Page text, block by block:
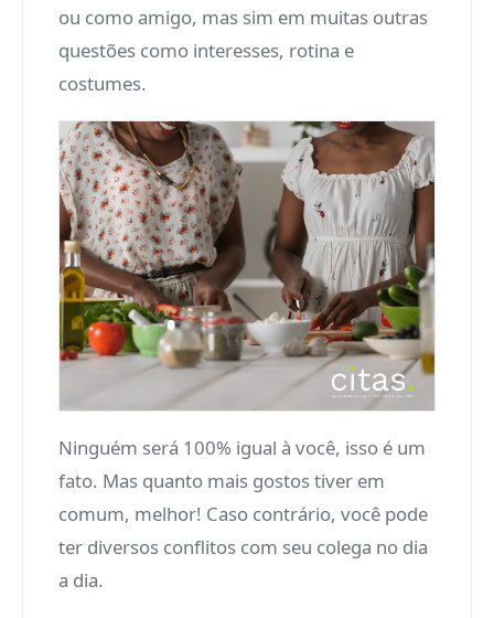
ou como amigo, mas sim em muitas outras
questões como interesses, rotina e
costumes.
Ninguém será 100% igual à você, isso é um
fato. Mas quanto mais gostos tiver em
comum, melhor! Caso contrário, você pode
ter diversos conflitos com seu colega no dia
a dia.